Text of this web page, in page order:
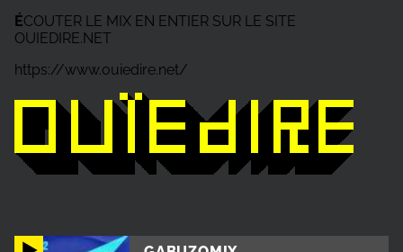
ÉCOUTER LE MIX EN ENTIER SUR LE SITE
OUIEDIRE.NET
https://www.ouiedire.net/